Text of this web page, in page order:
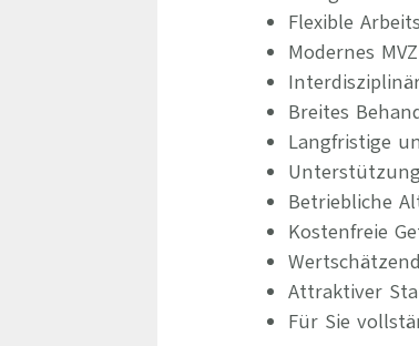
Flexible
Modernes
Breites
Langfristige
Betriebliche
Kostenfreie
Attraktiver
Für Sie